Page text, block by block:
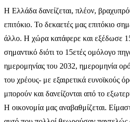
Η Ελλάδα δανείζεται, πλέον,
επιτόκιο. Το δεκαετές μας επιτόκιο
άλλο. Η χώρα κατάφερε και εξέδωσε
σημαντικό διότι το 15ετές ομόλογο
ημερομηνίας του 2032, ημερομηνία
του χρέους- με εξαιρετικά ευνοϊκούς
μπορούν και δανείζονται από το
Η οικονομία μας αναβαθμίζεται.